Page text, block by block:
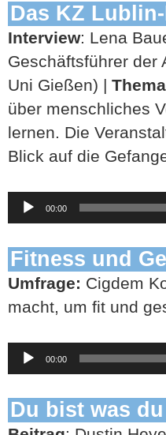
Das KZ
Interview: Lena
Geschäftsführer der
Uni Gießen) | Thema
über menschliches
lernen. Die
Blick auf die
Audio-
Player
00:00
Fitness und
Umfrage: Cigdem
macht, um fit und
Audio-
Player
00:00
Du bist was